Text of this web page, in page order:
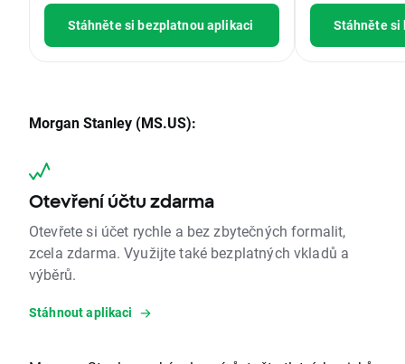
Stáhněte si bezplatnou aplikaci Stáhněte
Morgan Stanley (MS.US):
Otevření účtu zdarma
Otevřete si účet rychle a bez zbytečných formalit,
zcela zdarma. Využijte také bezplatných vkladů a
výběrů.
Stáhnout aplikaci